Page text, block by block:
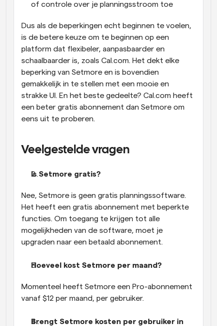
of controle over je planningsstroom toe
Dus als de beperkingen echt beginnen te voelen,
is de betere keuze om te beginnen op een
platform dat flexibeler, aanpasbaarder en
schaalbaarder is, zoals Cal.com. Het dekt elke
beperking van Setmore en is bovendien
gemakkelijk in te stellen met een mooie en
strakke UI. En het beste gedeelte? Cal.com heeft
een beter gratis abonnement dan Setmore om
eens uit te proberen.
Veelgestelde vragen
Is Setmore gratis?
Nee, Setmore is geen gratis planningssoftware.
Het heeft een gratis abonnement met beperkte
functies. Om toegang te krijgen tot alle
mogelijkheden van de software, moet je
upgraden naar een betaald abonnement.
Hoeveel kost Setmore per maand?
Momenteel heeft Setmore een Pro-abonnement
vanaf $12 per maand, per gebruiker.
Brengt Setmore kosten per gebruiker in